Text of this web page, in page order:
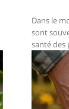
Dans le
sont
santé des